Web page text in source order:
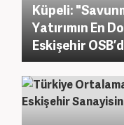
Küpeli:
Yatırımın En
Eskişehir